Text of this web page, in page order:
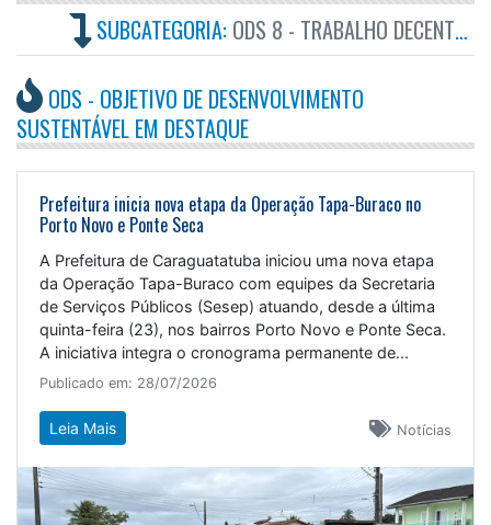
SUBCATEGORIA: ODS 8 - TRABALHO DECENTE E CRESCIMENTO ECONÔMICO
ODS - OBJETIVO DE DESENVOLVIMENTO
SUSTENTÁVEL EM DESTAQUE
Prefeitura inicia nova etapa da Operação Tapa-Buraco no
Porto Novo e Ponte Seca
A Prefeitura de Caraguatatuba iniciou uma nova etapa
da Operação Tapa-Buraco com equipes da Secretaria
de Serviços Públicos (Sesep) atuando, desde a última
quinta-feira (23), nos bairros Porto Novo e Ponte Seca.
A iniciativa integra o cronograma permanente de...
Publicado em: 28/07/2026
Notícias
Leia Mais